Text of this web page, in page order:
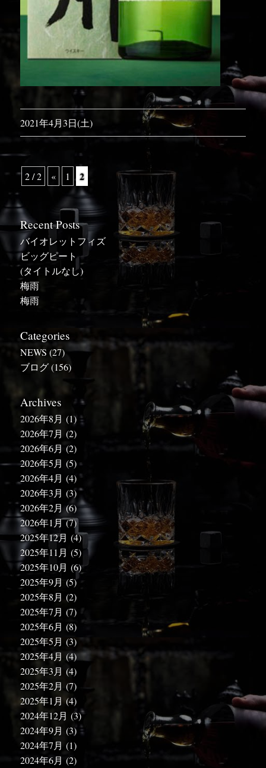
2021年4月3日(土)
2 / 2 « 1 2
Recent Posts
バイオレットフィズ
ビッグピート
(タイトルなし)
梅雨
梅雨
Categories
NEWS (27)
ブログ(156)
Archives
2026年8月 (1)
2026年7月 (2)
2026年6月 (2)
2026年5月 (5)
2026年4月 (4)
2026年3月 (3)
2026年2月(6)
2026年1月(7)
2025年12月 (4)
2025年11月 (5)
2025年10月 (6)
2025年9月 (5)
2025年8月 (2)
2025年7月 (7)
2025年6月 (8)
2025年5月 (3)
2025年4月 (4)
2025年3月 (4)
2025年2月 (7)
2025年1月 (4)
2024年12月 (3)
2024年9月 (3)
2024年7月 (1)
2024年6月 (2)